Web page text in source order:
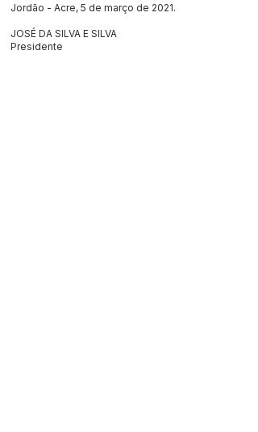
Jordão - Acre, 5 de março de 2021.
JOSÉ DA SILVA E SILVA
Presidente